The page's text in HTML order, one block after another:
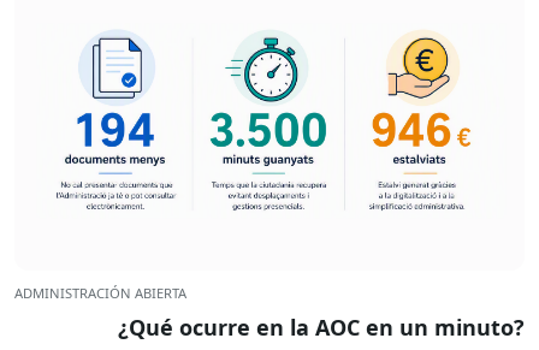
ADMINISTRACIÓN ABIERTA
¿Qué ocurre en la AOC en un minuto?